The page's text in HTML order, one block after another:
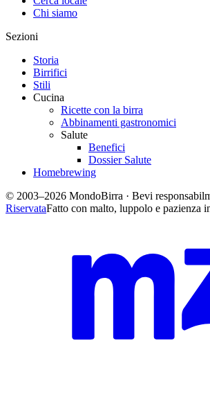
Chi siamo
Sezioni
Storia
Birrifici
Stili
Cucina
Ricette con la birra
Abbinamenti gastronomici
Salute
Benefici
Dossier Salute
Homebrewing
© 2003–2026 MondoBirra · Bevi
RiservataFatto con malto, luppolo e pazienza